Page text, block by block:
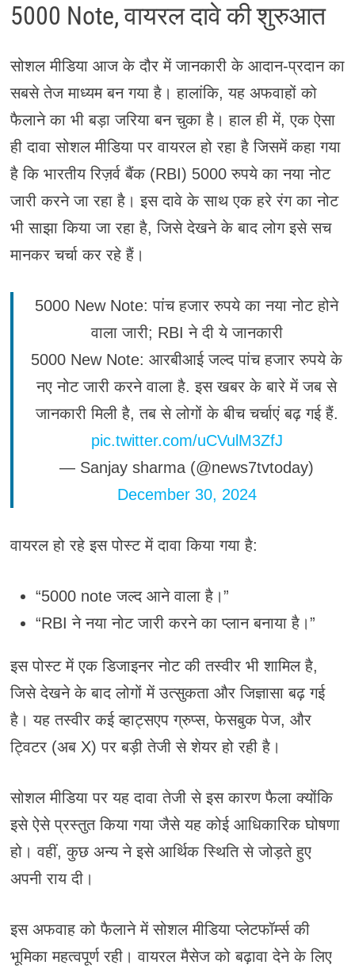
5000 Note, वायरल दावे की शुरुआत
सोशल मीडिया आज के दौर में जानकारी के आदान-प्रदान का
सबसे तेज माध्यम बन गया है। हालांकि, यह अफवाहों को
फैलाने का भी बड़ा जरिया बन चुका है। हाल ही में, एक ऐसा
ही दावा सोशल मीडिया पर वायरल हो रहा है जिसमें कहा गया
है कि भारतीय रिज़र्व बैंक (RBI) 5000 रुपये का नया नोट
जारी करने जा रहा है। इस दावे के साथ एक हरे रंग का नोट
भी साझा किया जा रहा है, जिसे देखने के बाद लोग इसे सच
मानकर चर्चा कर रहे हैं।
5000 New Note: पांच हजार रुपये का नया नोट होने
वाला जारी; RBI ने दी ये जानकारी
5000 New Note: आरबीआई जल्द पांच हजार रुपये के
नए नोट जारी करने वाला है. इस खबर के बारे में जब से
जानकारी मिली है, तब से लोगों के बीच चर्चाएं बढ़ गई हैं.
pic.twitter.com/uCVulM3ZfJ
— Sanjay sharma (@news7tvtoday)
December 30, 2024
वायरल हो रहे इस पोस्ट में दावा किया गया है:
“5000 note जल्द आने वाला है।”
“RBI ने नया नोट जारी करने का प्लान बनाया है।”
इस पोस्ट में एक डिजाइनर नोट की तस्वीर भी शामिल है,
जिसे देखने के बाद लोगों में उत्सुकता और जिज्ञासा बढ़ गई
है। यह तस्वीर कई व्हाट्सएप ग्रुप्स, फेसबुक पेज, और
ट्विटर (अब X) पर बड़ी तेजी से शेयर हो रही है।
सोशल मीडिया पर यह दावा तेजी से इस कारण फैला क्योंकि
इसे ऐसे प्रस्तुत किया गया जैसे यह कोई आधिकारिक घोषणा
हो। वहीं, कुछ अन्य ने इसे आर्थिक स्थिति से जोड़ते हुए
अपनी राय दी।
इस अफवाह को फैलाने में सोशल मीडिया प्लेटफॉर्म्स की
भूमिका महत्वपूर्ण रही। वायरल मैसेज को बढ़ावा देने के लिए